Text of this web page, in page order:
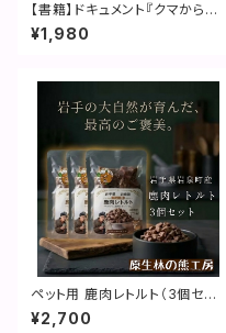
【書籍】ドキュメント『クマから逃
げのびた人々』三才ブックス
¥1,980
ペット用 鹿肉レトルト（3個セッ
ト）
¥2,700